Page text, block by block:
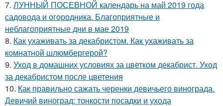
7. ЛУННЫЙ ПОСЕВНОЙ календарь на май 2019 года
садовода и огородника. Благоприятные и
неблагоприятные дни в мае 2019
8. Как ухаживать за декабристом. Как ухаживать за
комнатной шлюмбергерой?
9. Уход в домашних условиях за цветком декабрист. Уход
за декабристом после цветения
10. Как правильно сажать черенки девичьего винограда.
Девичий виноград: тонкости посадки и ухода